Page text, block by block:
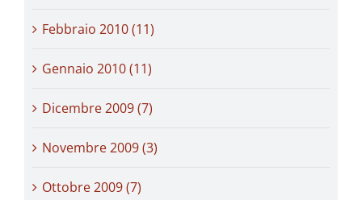
Febbraio 2010 (11)
Gennaio 2010 (11)
Dicembre 2009 (7)
Novembre 2009 (3)
Ottobre 2009 (7)